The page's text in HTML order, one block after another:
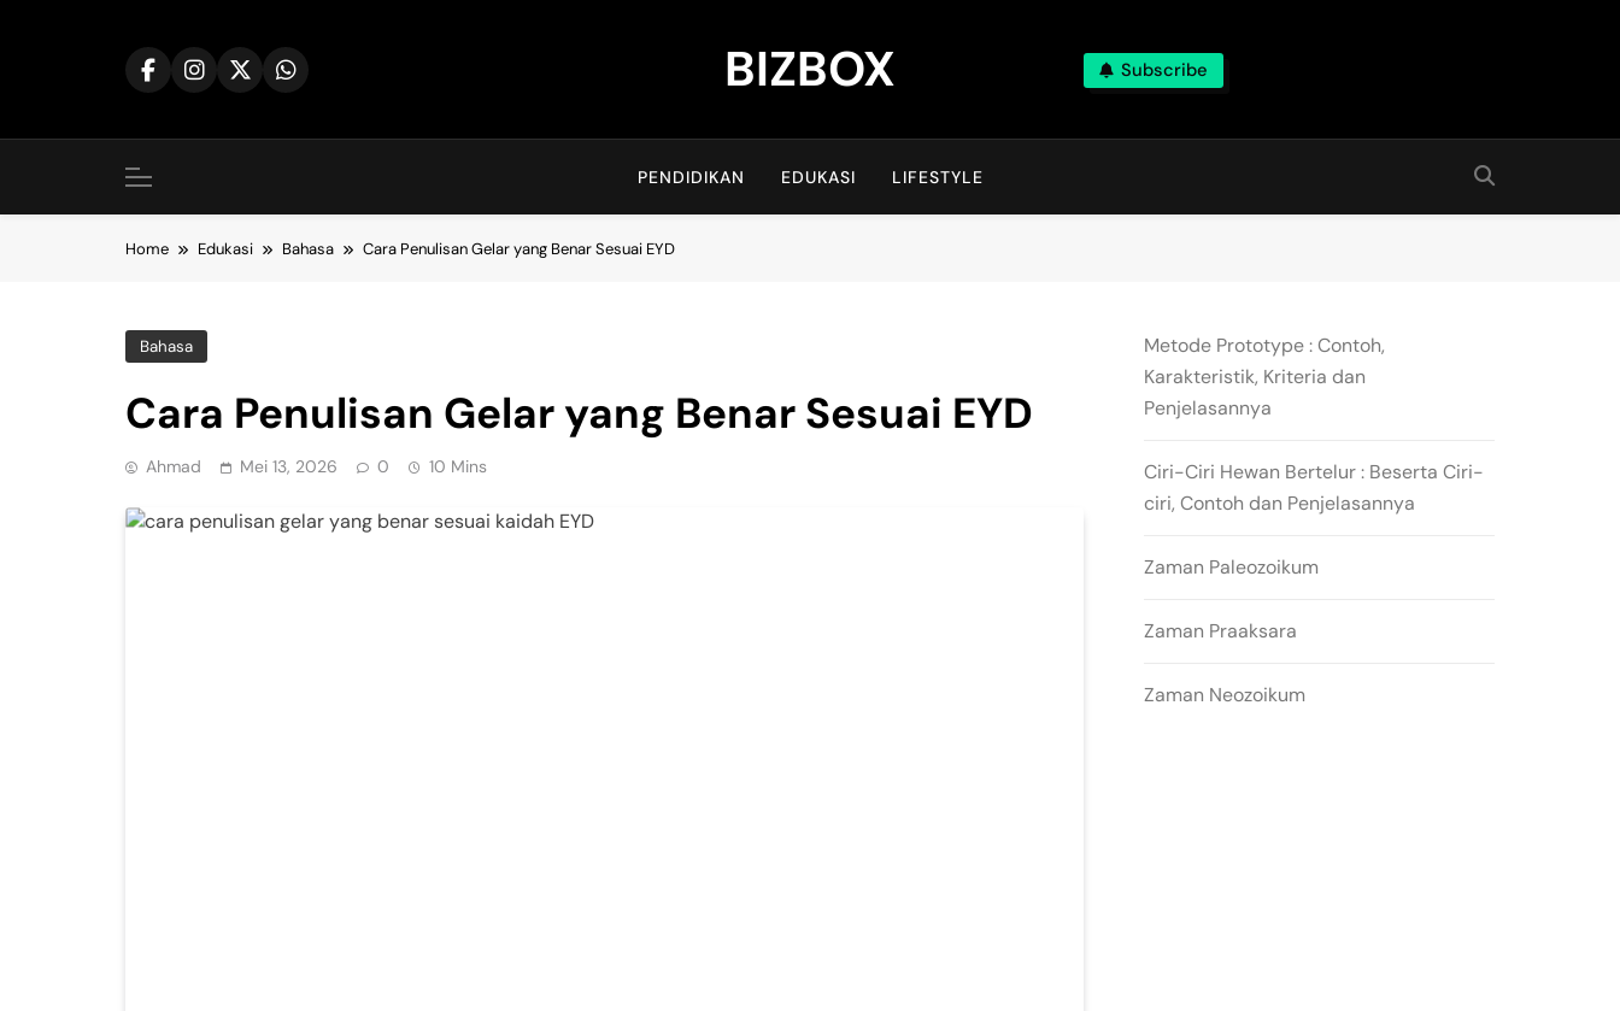
BIZBOX Subscribe
PENDIDIKAN EDUKASI LIFESTYLE
Home Edukasi Bahasa Cara Penulisan Gelar yang Benar Sesuai EYD
Bahasa
Cara Penulisan Gelar yang Benar Sesuai EYD
Ahmad Mei 13, 2026 0 10 Mins
Metode Prototype : Contoh,
Karakteristik, Kriteria dan
Penjelasannya
Ciri-Ciri Hewan Bertelur : Beserta Ciri-
ciri, Contoh dan Penjelasannya
Zaman Paleozoikum
Zaman Praaksara
Zaman Neozoikum